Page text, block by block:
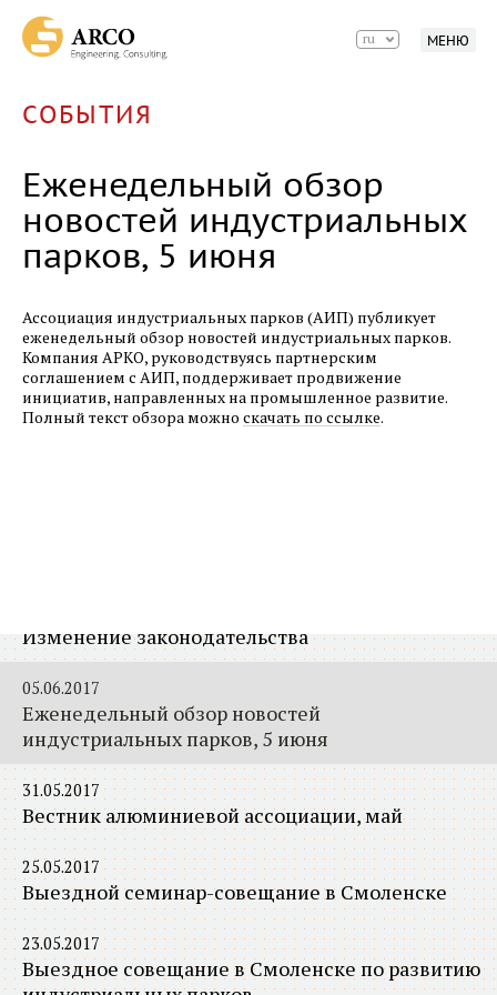
ru МЕНЮ
ИННОПРОМ-2017
Еженедельный обзор новостей
индустриальных парков, 10 июля
05.07.2017
Статья в журнале «Строительство»
03.07.2017
Еженедельный обзор новостей
03.07.2017
Вестник алюминиевой ассоциации, июнь
Изменение законодательства
05.06.2017
Еженедельный обзор новостей
индустриальных парков, 5 июня
31.05.2017
Вестник алюминиевой ассоциации, май
25.05.2017
Выездной семинар-совещание в Смоленске
23.05.2017
Выездное совещание в Смоленске по развитию
СОБЫТИЯ
Еженедельный обзор
новостей индустриальных
парков, 5 июня
Ассоциация индустриальных парков (АИП) публикует
еженедельный обзор новостей индустриальных парков.
Компания АРКО, руководствуясь партнерским
соглашением с АИП, поддерживает продвижение
инициатив, направленных на промышленное развитие.
Полный текст обзора можно скачать по ссылке.